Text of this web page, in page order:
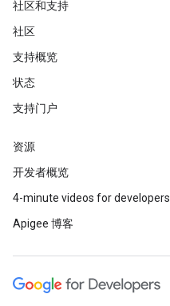
社区和支持
社区
支持概览
状态
支持门户
资源
开发者概览
4-minute videos for developers
Apigee 博客